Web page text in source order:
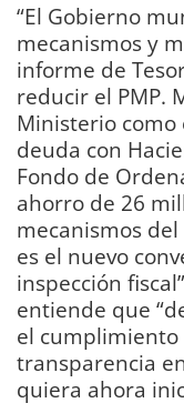
“El Gobierno
mecanismos y
informe de
reducir el PMP.
Ministerio como
deuda con
Fondo de
ahorro de 26
mecanismos
es el nuevo
inspección
entiende que
el cumplimiento
transparencia
quiera ahora